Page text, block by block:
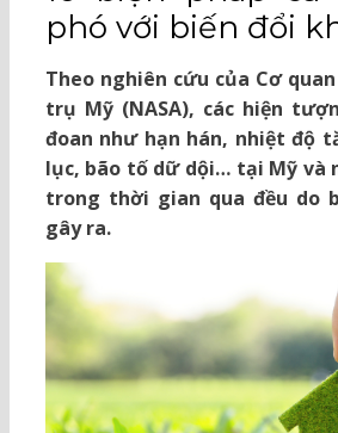
phó với biến đổi
Theo nghiên cứu của Cơ
trụ Mỹ (NASA), các hiện
đoan như hạn hán, nhiệt độ
lục, bão tố dữ dội… tại Mỹ và
trong thời gian qua đều do
gây ra.